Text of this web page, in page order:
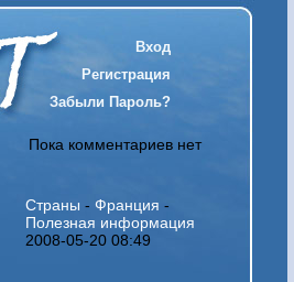
Вход
Регистрация
Забыли Пароль?
Пока комментариев нет
Страны - Франция -
Полезная информация
2008-05-20 08:49